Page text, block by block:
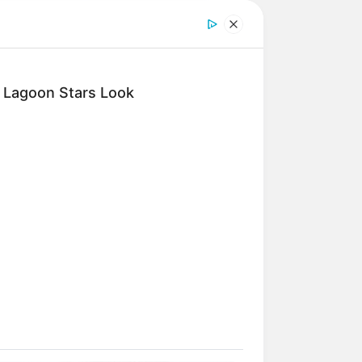
können (bei
mithilfe der Vergrößerung des
von rund 30 km:
Straßennetz. Deshalb wird die
Barockschloss Europas.
Stars Look